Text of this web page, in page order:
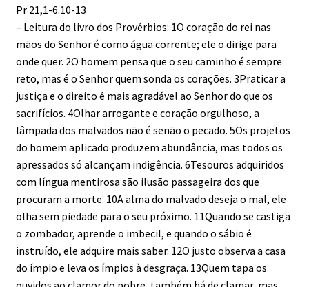
Pr 21,1-6.10-13
– Leitura do livro dos Provérbios: 1O coração do rei nas
mãos do Senhor é como água corrente; ele o dirige para
onde quer. 2O homem pensa que o seu caminho é sempre
reto, mas é o Senhor quem sonda os corações. 3Praticar a
justiça e o direito é mais agradável ao Senhor do que os
sacrifícios. 4Olhar arrogante e coração orgulhoso, a
lâmpada dos malvados não é senão o pecado. 5Os projetos
do homem aplicado produzem abundância, mas todos os
apressados só alcançam indigência. 6Tesouros adquiridos
com língua mentirosa são ilusão passageira dos que
procuram a morte. 10A alma do malvado deseja o mal, ele
olha sem piedade para o seu próximo. 11Quando se castiga
o zombador, aprende o imbecil, e quando o sábio é
instruído, ele adquire mais saber. 12O justo observa a casa
do ímpio e leva os ímpios à desgraça. 13Quem tapa os